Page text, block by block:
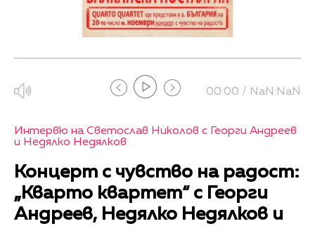
00:00 / NaN:NaN
Интервю на Светослав Николов с Георги Андреев
и Недялко Недялков
Концерт с чувство на радост:
„Кварто квартет“ с Георги
Андреев, Недялко Недялков и